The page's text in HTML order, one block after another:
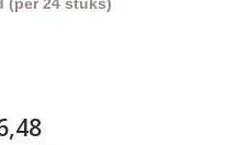
(per 24 stuks)